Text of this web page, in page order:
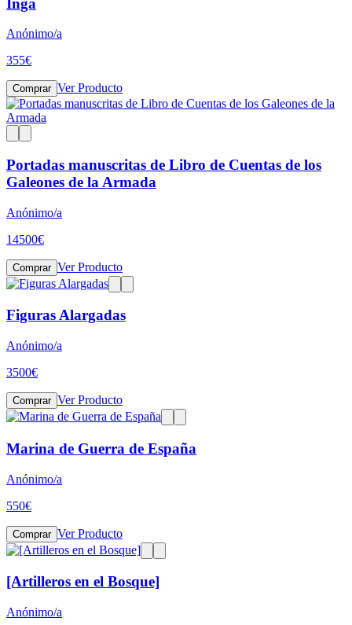
Anónimo/a
355€
Comprar Ver Producto
Portadas manuscritas de Libro de Cuentas de los
Galeones de la Armada
Anónimo/a
14500€
Comprar Ver Producto
Figuras Alargadas
Anónimo/a
3500€
Comprar Ver Producto
Marina de Guerra de España
Anónimo/a
550€
Comprar Ver Producto
[Artilleros en el Bosque]
Anónimo/a